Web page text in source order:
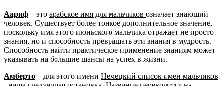
Аариф – это арабское имя для мальчиков означает знающий
человек. Существует более тонкое дополнительное значение,
поскольку имя этого июньского мальчика отражает не просто
знания, но и способность превращать эти знания в мудрость.
Способность найти практическое применение знаниям может
указывать на большие шансы на успех в жизни.
Амберто – для этого имени Немецкий список имен мальчиков